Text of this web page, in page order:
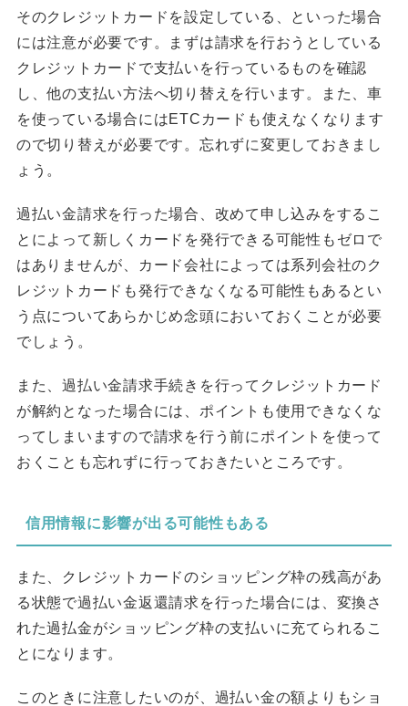
そのクレジットカードを設定している、といった場合
には注意が必要です。まずは請求を行おうとしている
クレジットカードで支払いを行っているものを確認
し、他の支払い方法へ切り替えを行います。また、車
を使っている場合にはETCカードも使えなくなります
ので切り替えが必要です。忘れずに変更しておきまし
ょう。
過払い金請求を行った場合、改めて申し込みをするこ
とによって新しくカードを発行できる可能性もゼロで
はありませんが、カード会社によっては系列会社のク
レジットカードも発行できなくなる可能性もあるとい
う点についてあらかじめ念頭においておくことが必要
でしょう。
また、過払い金請求手続きを行ってクレジットカード
が解約となった場合には、ポイントも使用できなくな
ってしまいますので請求を行う前にポイントを使って
おくことも忘れずに行っておきたいところです。
信用情報に影響が出る可能性もある
また、クレジットカードのショッピング枠の残高があ
る状態で過払い金返還請求を行った場合には、変換さ
れた過払金がショッピング枠の支払いに充てられるこ
とになります。
このときに注意したいのが、過払い金の額よりもショ